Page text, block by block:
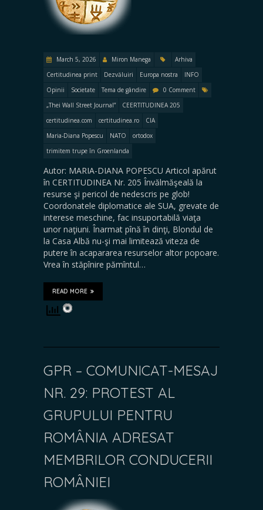
March 5, 2026 Miron Manega
Arhiva
Certitudinea print
Dezvăluiri Europa nostra
INFO
Opinii
Societate Tema de gândire
0 Comment
„Thei Wall Street Journal”
CEERTITUDINEA 205
certitudinea.com
certitudinea.ro
CIA
Maria-Diana Popescu
NATO
ortodox
trimitem trupe în Groenlanda
Autor: MARIA-DIANA POPESCU Articol apărut
în CERTITUDINEA Nr. 205 Învălmăşeală la
resurse şi pericol de nedescris pe glob!
Coordonatele diplomatice ale SUA, grevate de
interese meschine, fac insuportabilă viaţa
unor naţiuni. Înarmat pînă în dinţi, Blondul de
la Casa Albă nu-şi mai limitează viteza de
putere în acapararea resurselor altor popoare.
Vrea în stăpînire pămîntul…
READ MORE
GPR – COMUNICAT-MESAJ
NR. 29: PROTEST AL
GRUPULUI PENTRU
ROMÂNIA ADRESAT
MEMBRILOR CONDUCERII
ROMÂNIEI